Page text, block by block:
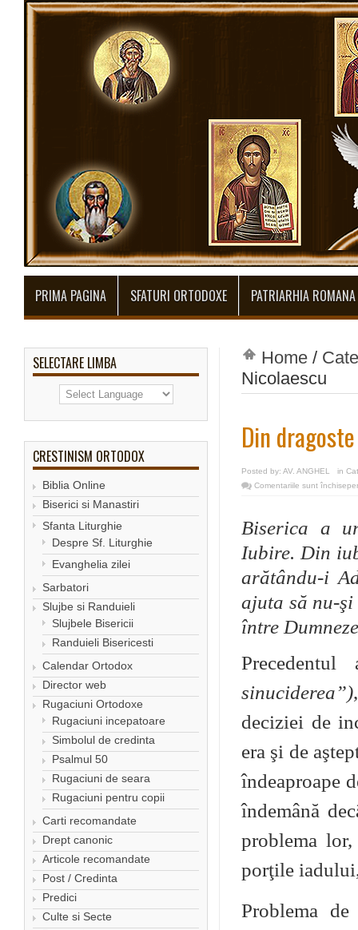
PRIMA PAGINA SFATURI ORTODOXE PATRIARHIA ROMANA
Home /
Nicolaescu
Din
Posted by: AV. ANGHEL in
Comentariile sunt închise
Biserica a
Iubire. Din
arătându-i
ajuta să nu-
între
sinuciderea”)
deciziei de
era şi de
îndeaproape
îndemână
problema
porţile
Problema
SELECTARE LIMBA
CRESTINISM ORTODOX
Biblia Online
Biserici si Manastiri
Sfanta Liturghie
Despre Sf. Liturghie
Evanghelia zilei
Sarbatori
Slujbe si Randuieli
Slujbele Bisericii
Randuieli Bisericesti
Calendar Ortodox
Director web
Rugaciuni Ortodoxe
Rugaciuni incepatoare
Simbolul de credinta
Psalmul 50
Rugaciuni de seara
Rugaciuni pentru copii
Carti recomandate
Drept canonic
Articole recomandate
Post / Credinta
Predici
Culte si Secte